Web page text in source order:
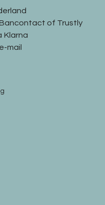
of Trustly
Klarna
mail